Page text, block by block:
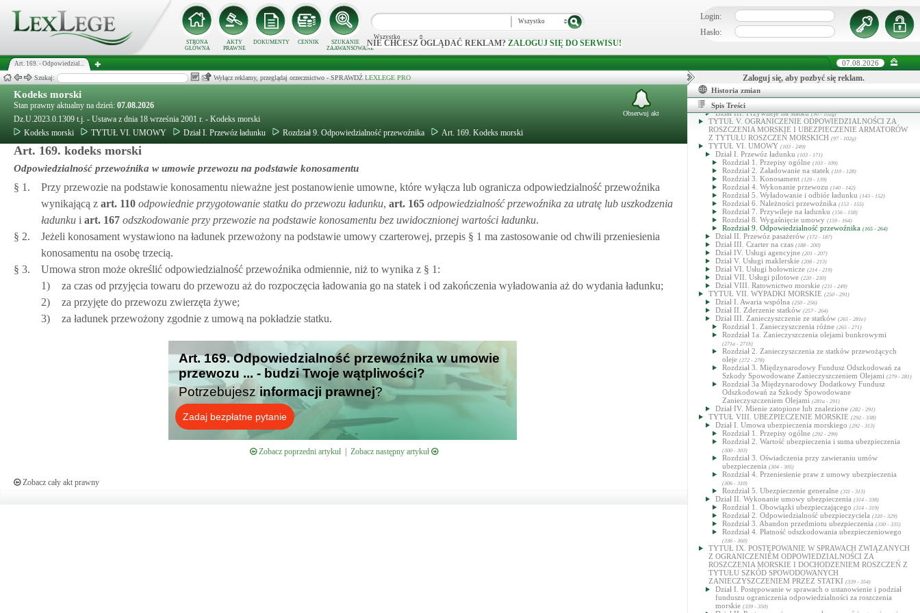
STRONA
GŁÓWNA
AKTY
PRAWNE
DOKUMENTY CENNIK
SZUKANIE
ZAAWANSOWANE
Wszystko
Wszystko
NIE CHCESZ OGLĄDAĆ REKLAM? ZALOGUJ SIĘ DO SERWISU!
Login:
Hasło:
Art. 169. - Odpowiedzial... 07.08.2026
Szukaj: Wyłącz reklamy, przeglądaj orzecznictwo - SPRAWDŹ LEXLEGE PRO
Kodeks morski
Stan prawny aktualny na dzień: 07.08.2026
Dz.U.2023.0.1309 t.j. - Ustawa z dnia 18 września 2001 r. - Kodeks morski
Kodeks morski
TYTUŁ VI. UMOWY Dział I. Przewóz ładunku Rozdział 9. Odpowiedzialność przewoźnika Art. 169. Kodeks morski
Obserwuj akt
Art. 169. kodeks morski
Odpowiedzialność przewoźnika w umowie przewozu na podstawie konosamentu
§ 1.
Przy przewozie na podstawie konosamentu nieważne jest postanowienie umowne, które wyłącza lub ogranicza odpowiedzialność przewoźnika
wynikającą z art. 110 odpowiednie przygotowanie statku do przewozu ładunku, art. 165 odpowiedzialność przewoźnika za utratę lub uszkodzenia
ładunku i art. 167 odszkodowanie przy przewozie na podstawie konosamentu bez uwidocznionej wartości ładunku.
§ 2.
Jeżeli konosament wystawiono na ładunek przewożony na podstawie umowy czarterowej, przepis § 1 ma zastosowanie od chwili przeniesienia
konosamentu na osobę trzecią.
§ 3.
Umowa stron może określić odpowiedzialność przewoźnika odmiennie, niż to wynika z § 1:
1)
za czas od przyjęcia towaru do przewozu aż do rozpoczęcia ładowania go na statek i od zakończenia wyładowania aż do wydania ładunku;
2)
za przyjęte do przewozu zwierzęta żywe;
3)
za ładunek przewożony zgodnie z umową na pokładzie statku.
Art. 169. Odpowiedzialność przewoźnika w umowie
przewozu ... - budzi Twoje wątpliwości?
Potrzebujesz informacji prawnej?
Zadaj bezpłatne pytanie
Zobacz poprzedni artykuł| Zobacz następny artykuł
Zobacz cały akt prawny
Zaloguj się, aby pozbyć się reklam.
Historia zmian
Spis Treści
Dział I. Polska przynależność statku (9 - 22)
Dział II. Rejestr okrętowy(23 - 39)
Dział III. Pomiar statku
Dział IV. Dokumenty statku
Dział I. Przepisy ogólne(53 - 55)
Dział III. Uprawnienia kapitana
Dział IV. Publicznoprawne funkcje kapitana(71 - 72)
TYTUŁ IV. PRAWA RZECZOWE
Dział I. Własność statku(73 - 75)
Dział II. Zastaw na statku
Dział III. Przywileje na statku(90 - 102g)
TYTUŁ V. OGRANICZENIE ODPOWIEDZIALNOŚCI ZA
ROSZCZENIA MORSKIE I UBEZPIECZENIE ARMATORÓW
Z TYTUŁU ROSZCZEŃ MORSKICH (97 - 102g)
TYTUŁ VI. UMOWY (103 - 249)
Dział I. Przewóz ładunku (103 - 171)
Rozdział 1. Przepisy ogólne (103 - 109)
Rozdział 2. Załadowanie na statek (110 - 128)
Rozdział 3. Konosament (129 - 139)
Rozdział 4. Wykonanie przewozu (140 - 142)
Rozdział 5. Wyładowanie i odbiór ładunku (143 - 152)
Rozdział 6. Należności przewoźnika (153 - 155)
Rozdział 7. Przywileje na ładunku (156 - 158)
Rozdział 8. Wygaśnięcie umowy (159 - 164)
Rozdział 9. Odpowiedzialność przewoźnika (165 - 264)
Dział II. Przewóz pasażerów (172 - 187)
Dział III. Czarter na czas (188 - 200)
Dział IV. Usługi agencyjne (201 - 207)
Dział V. Usługi maklerskie (208 - 213)
Dział VI. Usługi holownicze (214 - 219)
Dział VII. Usługi pilotowe (220 - 230)
Dział VIII. Ratownictwo morskie (231 - 249)
TYTUŁ VII. WYPADKI MORSKIE (250 - 291)
Dział I. Awaria wspólna (250 - 256)
Dział II. Zderzenie statków (257 - 264)
Dział III. Zanieczyszczenie ze statków (265 - 281e)
Rozdział 1. Zanieczyszczenia różne (265 - 271)
Rozdział 1a. Zanieczyszczenia olejami bunkrowymi
(271a - 271h)
Rozdział 2. Zanieczyszczenia ze statków przewożących
oleje (272 - 278)
Rozdział 3. Międzynarodowy Fundusz Odszkodowań za
Szkody Spowodowane Zanieczyszczeniem Olejami (279 - 281)
Rozdział 3a Międzynarodowy Dodatkowy Fundusz
Odszkodowań za Szkody Spowodowane
Zanieczyszczeniem Olejami (281a - 291)
Dział IV. Mienie zatopione lub znalezione (282 - 291)
TYTUŁ VIII. UBEZPIECZENIE MORSKIE (292 - 338)
Dział I. Umowa ubezpieczenia morskiego (292 - 313)
Rozdział 1. Przepisy ogólne (292 - 299)
Rozdział 2. Wartość ubezpieczenia i suma ubezpieczenia
(300 - 303)
Rozdział 3. Oświadczenia przy zawieraniu umów
ubezpieczenia (304 - 305)
Rozdział 4. Przeniesienie praw z umowy ubezpieczenia
(306 - 310)
Rozdział 5. Ubezpieczenie generalne (311 - 313)
Dział II. Wykonanie umowy ubezpieczenia (314 - 338)
Rozdział 1. Obowiązki ubezpieczającego (314 - 319)
Rozdział 2. Odpowiedzialność ubezpieczyciela (320 - 329)
Rozdział 3. Abandon przedmiotu ubezpieczenia (330 - 335)
Rozdział 4. Płatność odszkodowania ubezpieczeniowego
(336 - 360)
TYTUŁ IX. POSTĘPOWANIE W SPRAWACH ZWIĄZANYCH
Z OGRANICZENIEM ODPOWIEDZIALNOŚCI ZA
ROSZCZENIA MORSKIE I DOCHODZENIEM ROSZCZEŃ Z
TYTUŁU SZKÓD SPOWODOWANYCH
ZANIECZYSZCZENIEM PRZEZ STATKI (339 - 354)
Dział I. Postępowanie w sprawach o ustanowienie i podział
funduszu ograniczenia odpowiedzialności za roszczenia
morskie (339 - 350)